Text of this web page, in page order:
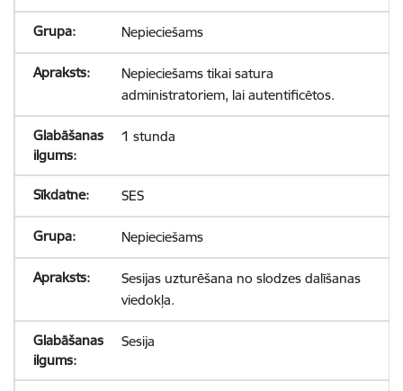
Nepieciešams
Nepieciešams tikai satura
administratoriem, lai autentificētos.
1 stunda
SES
Nepieciešams
Sesijas uzturēšana no slodzes dalīšanas
viedokļa.
Sesija